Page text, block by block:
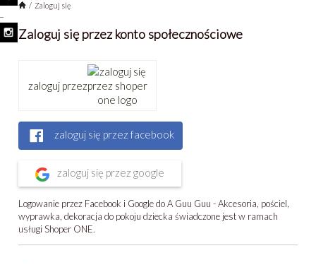
Zaloguj się
Zaloguj się przez konto społecznościowe
zaloguj przez
zaloguj się przez facebook
zaloguj się przez google
Logowanie przez Facebook i Google do A Guu Guu - Akcesoria, pościel,
wyprawka, dekoracja do pokoju dziecka świadczone jest w ramach
usługi Shoper ONE.